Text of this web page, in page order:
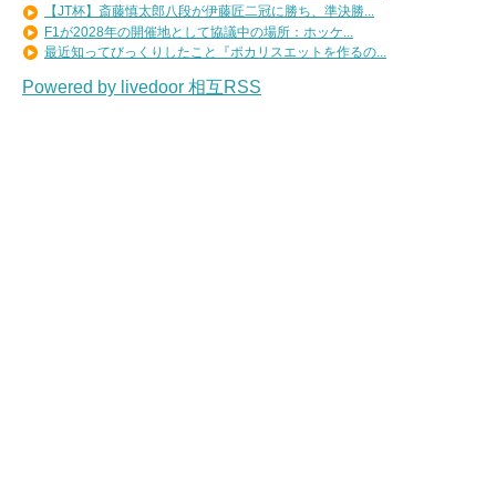
【JT杯】斎藤慎太郎八段が伊藤匠二冠に勝ち、準決勝...
F1が2028年の開催地として協議中の場所：ホッケ...
最近知ってびっくりしたこと『ポカリスエットを作るの...
Powered by livedoor 相互RSS